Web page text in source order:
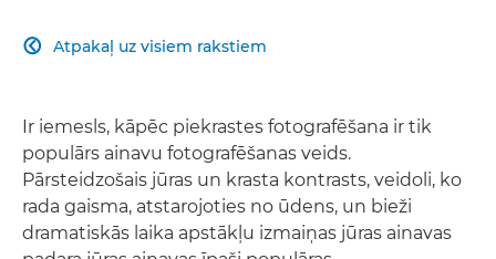
Atpakaļ uz visiem rakstiem

Ir iemesls, kāpēc piekrastes fotografēšana ir tik
populārs ainavu fotografēšanas veids.
Pārsteidzošais jūras un krasta kontrasts, veidoli, ko
rada gaisma, atstarojoties no ūdens, un bieži
dramatiskās laika apstākļu izmaiņas jūras ainavas